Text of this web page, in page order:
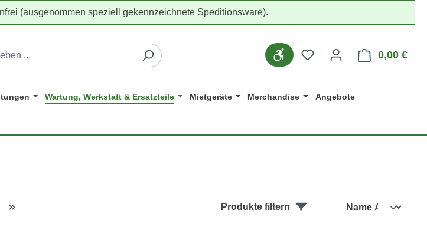
(ausgenommen speziell gekennzeichnete Speditionsware).
Werkzeugleiste anzeigen
Du hast 0 Produkte auf
0,00 €
Wartung, Werkstatt & Ersatzteile Mietgeräte Merchandise Angebote
Produkte filtern